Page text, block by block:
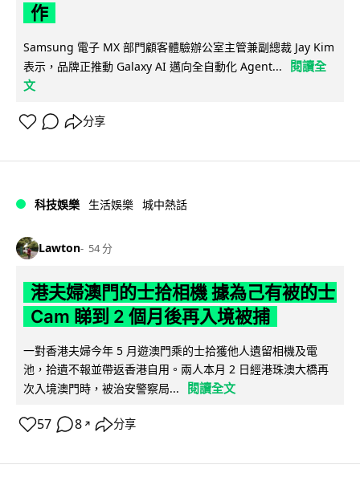
作
Samsung 電子 MX 部門顧客體驗辦公室主管兼副總裁 Jay Kim
表示，品牌正推動 Galaxy AI 邁向全自動化 Agent...
閱讀全
文
分享
科技娛樂 生活娛樂 城中熱話
Lawton 54 分
港夫婦澳門的士拾相機 據為己有被的士
Cam 睇到 2 個月後再入境被捕
一對香港夫婦今年 5 月遊澳門乘的士拾獲他人遺留相機及電
池，拾遺不報並帶返香港自用。兩人本月 2 日經港珠澳大橋再
次入境澳門時，被治安警察局...
閱讀全文
57 8 ↗ 分享